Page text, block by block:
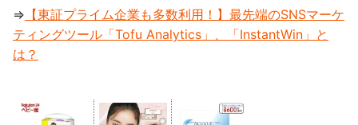
⇒ 【東証プライム企業も多数利用！】最先端のSNSマーケ
ティングツール「Tofu Analytics」、「InstantWin」と
は？